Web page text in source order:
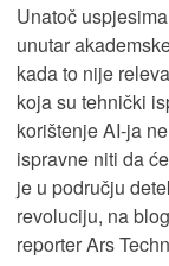
Unatoč
unutar
kada to nije
koja su tehnički
korištenje AI-ja
ispravne niti da
je u području
revoluciju, na
reporter Ars